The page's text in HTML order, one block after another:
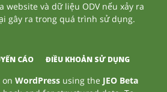
website và dữ liệu ODV nếu xảy ra
gây ra trong quá trình sử dụng.
CÁO ĐIỀU KHOẢN SỬ DỤNG
onWordPress using the JEO Beta